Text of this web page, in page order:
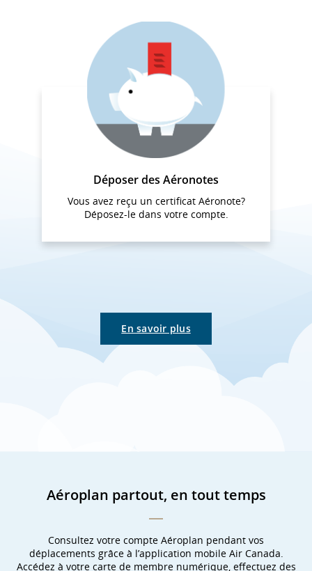
Déposer des Aéronotes
Vous avez reçu un certificat Aéronote?
Déposez-le dans votre compte.
En savoir plus
Aéroplan partout, en tout temps
Consultez votre compte Aéroplan pendant vos
déplacements grâce à l’application mobile Air Canada.
Accédez à votre carte de membre numérique, effectuez des